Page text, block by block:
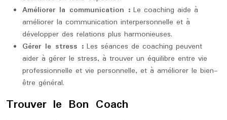
Améliorer la communication : Le coaching aide à
améliorer la communication interpersonnelle et à
développer des relations plus harmonieuses.
Gérer le stress : Les séances de coaching peuvent
aider à gérer le stress, à trouver un équilibre entre vie
professionnelle et vie personnelle, et à améliorer le bien-
être général.
Trouver le Bon Coach